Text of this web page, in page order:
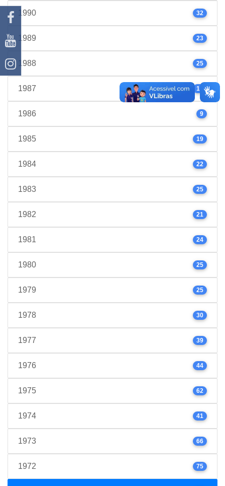
1990 32
1989 23
1988 25
1987 17
1986 9
1985 19
1984 22
1983 25
1982 21
1981 24
1980 25
1979 25
1978 30
1977 39
1976 44
1975 62
1974 41
1973 66
1972 75